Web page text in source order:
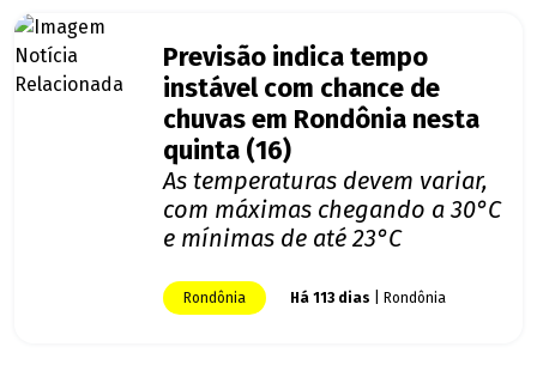
Previsão indica tempo
instável com chance de
chuvas em Rondônia nesta
quinta (16)
As temperaturas devem variar,
com máximas chegando a 30°C
e mínimas de até 23°C
Rondônia Há 113 dias | Rondônia